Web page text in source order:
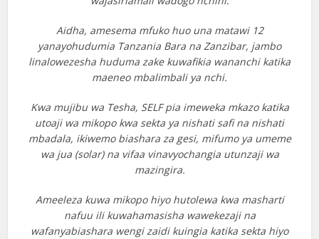
Aidha, amesema mfuko huo una matawi 12
yanayohudumia Tanzania Bara na Zanzibar, jambo
linalowezesha huduma zake kuwafikia wananchi katika
maeneo mbalimbali ya nchi.
Kwa mujibu wa Tesha, SELF pia imeweka mkazo katika
utoaji wa mikopo kwa sekta ya nishati safi na nishati
mbadala, ikiwemo biashara za gesi, mifumo ya umeme
wa jua (solar) na vifaa vinavyochangia utunzaji wa
mazingira.
Ameeleza kuwa mikopo hiyo hutolewa kwa masharti
nafuu ili kuwahamasisha wawekezaji na
wafanyabiashara wengi zaidi kuingia katika sekta hiyo